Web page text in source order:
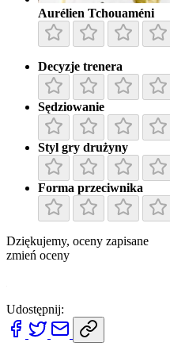
Aurélien Tchouaméni
Decyzje trenera
Sędziowanie
Styl gry drużyny
Forma przeciwnika
Dziękujemy, oceny zapisane
zmień oceny
Udostępnij: